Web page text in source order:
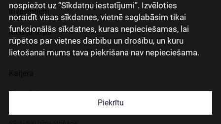
nospiežot uz “Sīkdatņu iestatījumi”. Izvēloties
noraidīt visas sīkdatnes, vietnē saglabāsim tikai
funkcionālās sīkdatnes, kuras nepieciešamas, lai
rūpētos par vietnes darbību un drošību, un kuru
lietošanai mums tava piekrišana nav nepieciešama.
Piekrītu
Investoriem
Mediju telpa
Grupas uzņēmumi
Kontakti